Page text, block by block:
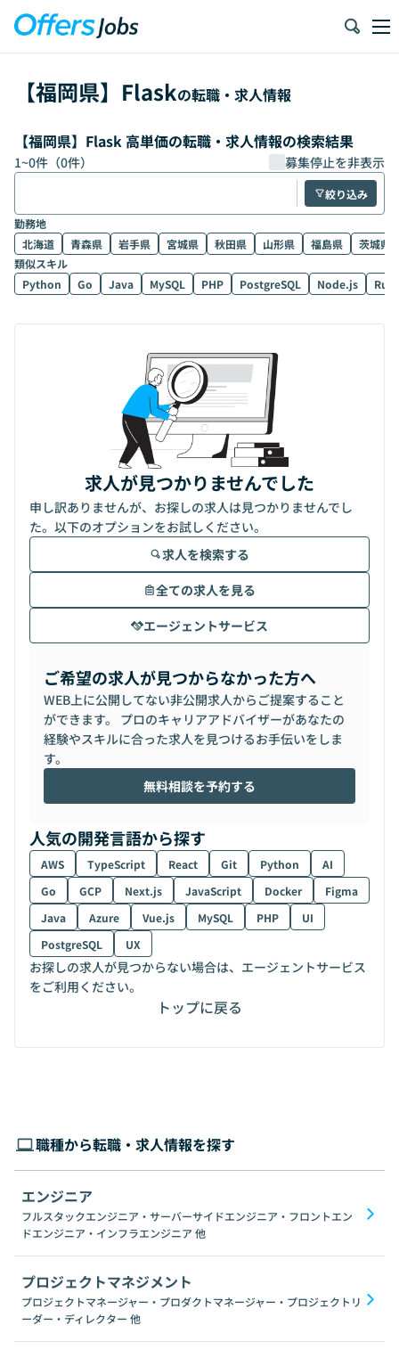
【福岡県】 Flaskの転職・求人情報
【福岡県】Flask 高単価の転職・求人情報の検索結果
1~0件（0件） 募集停止を非表示
絞り込み
勤務地
北海道
青森県 岩手県 宮城県 秋田県 山形県 福島県
茨城県
類似スキル
Python
Go Java MySQL PHP PostgreSQL Node.js
求人が見つかりませんでした
申し訳ありませんが、お探しの求人は見つかりませんでし
た。以下のオプションをお試しください。
求人を検索する
全ての求人を見る
エージェントサービス
ご希望の求人が見つからなかった方へ
WEB上に公開してない非公開求人からご提案すること
ができます。 プロのキャリアアドバイザーがあなたの
経験やスキルに合った求人を見つけるお手伝いをしま
す。
無料相談を予約する
人気の開発言語から探す
AWS TypeScript React Git Python
AI
Go
GCP Next.js JavaScript Docker
Figma
Java
Azure Vue.js MySQL PHP
UI
PostgreSQL
UX
お探しの求人が見つからない場合は、エージェントサービス
をご利用ください。
トップに戻る
職種から転職・求人情報を探す
エンジニア
フルスタックエンジニア・サーバーサイドエンジニア・フロントエン
ドエンジニア・インフラエンジニア 他
プロジェクトマネジメント
プロジェクトマネージャー・プロダクトマネージャー・プロジェクトリ
ーダー・ディレクター 他